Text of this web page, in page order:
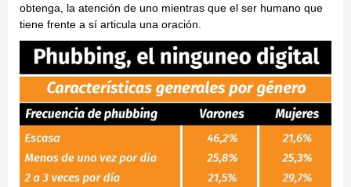
obtenga, la atención de uno mientras que el ser humano que
tiene frente a sí articula una oración.